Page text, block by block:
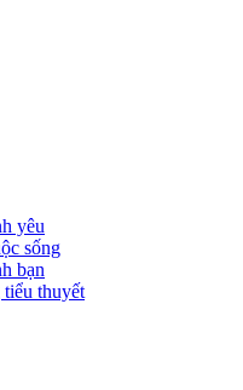
yêu
sống
bạn
thuyết